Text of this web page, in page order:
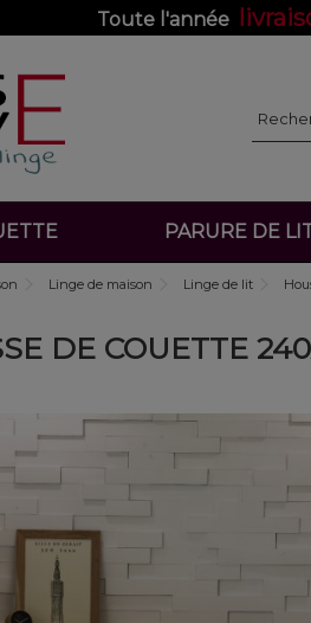
Toute l'année
PARURE DE
Linge de maison Linge de lit
DE COUETTE